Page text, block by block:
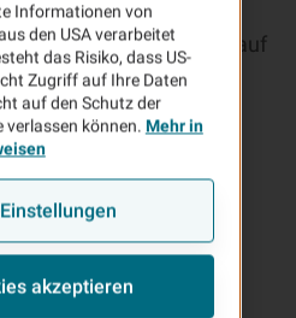
GARANT.
die genau auf
ist, die gerade
Bau immer wieder
Informationen von
den USA verarbeitet
das Risiko, dass US-
Zugriff auf Ihre Daten
auf den Schutz der
verlassen können. Mehr in
akzeptieren